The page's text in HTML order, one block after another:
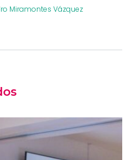
Miramontes Vázquez